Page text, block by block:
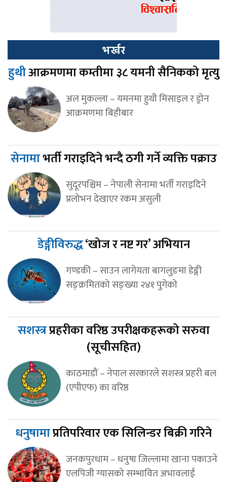
भर्खर
हुथीआक्रमणमा कम्तीमा ३८ यमनी सैनिकको मृत्यु
अल मुकल्ला – यमनमा हुथी मिसाइल र ड्रोन
आक्रमणमा बिहीबार
सेनामाभर्ती गराइदिने भन्दै ठगी गर्ने व्यक्ति पक्राउ
सुदूरपश्चिम – नेपाली सेनामा भर्ती गराइदिने
प्रलोभन देखाएर रकम असुली
डेङ्गीविरुद्ध‘खोज र नष्ट गर’ अभियान
गण्डकी – साउन लागेयता बागलुङमा डेङ्गी
सङ्क्रमितको सङ्ख्या २४१ पुगेको
सशस्त्रप्रहरीका वरिष्ठ उपरीक्षकहरूको सरुवा
(सूचीसहित)
काठमाडौं – नेपाल सरकारले सशस्त्र प्रहरी बल
(एपीएफ) का वरिष्ठ
धनुषामाप्रतिपरिवार एक सिलिन्डर बिक्री गरिने
जनकपुरधाम – धनुषा जिल्लामा खाना पकाउने
एलपिजी ग्यासको सम्भावित अभावलाई